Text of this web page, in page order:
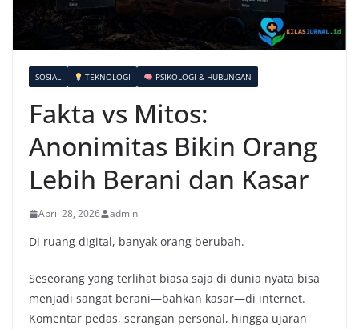
SOSIAL TEKNOLOGI PSIKOLOGI & HUBUNGAN
Fakta vs Mitos:
Anonimitas Bikin Orang
Lebih Berani dan Kasar
April 28, 2026 admin
Di ruang digital, banyak orang berubah.
Seseorang yang terlihat biasa saja di dunia nyata bisa
menjadi sangat berani—bahkan kasar—di internet.
Komentar pedas, serangan personal, hingga ujaran